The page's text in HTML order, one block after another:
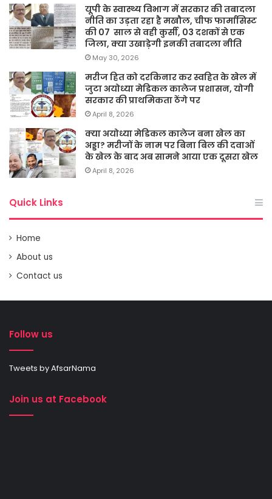
यूपी के स्वास्थ्य विभाग में सरकार की तबादला
नीति का उड़ता रहा है मखौल, चीफ फार्मासिस्ट
की 07 साल से वही कुर्सी, 03 दशकों से एक
जिला, क्या उखाड़ेगी इनकी तबादला नीति
May 30, 2026
मरीज हित को दरकिनार कर स्वहित के खेल में
जुटा अयोध्या मेडिकल कालेज प्रशासन, योगी
सरकार की प्राथमिकता ठेंगे पर
April 8, 2026
क्या अयोध्या मेडिकल कालेज बना खेल का
अड्डा? मरीजों के नाम पर बिना बिल की दवाओं
के खेल के बाद अब सामने आया एक दूसरा खेल
April 8, 2026
Quick Links
Home
About us
Contact us
Follow us
Tweets by AfsarNama
Join us at Facebook